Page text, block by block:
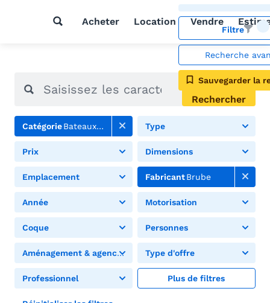
Acheter Location Vendre
Filtre
Recherche
Sauvegarder la
Rechercher
CatégorieBateaux à moteur Type
Prix Dimensions
Emplacement FabricantBrube
Année Motorisation
Coque Personnes
Aménagement & agencement Type d'offre
Professionnel Plus de filtres